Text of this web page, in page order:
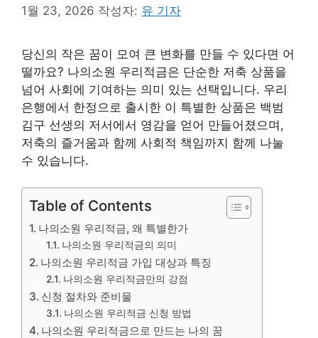
1월 23, 2026 작성자: 유 기자
당신의 작은 꿈이 모여 큰 변화를 만들 수 있다면 어
떨까요? 나의소원 우리적금은 단순한 저축 상품을
넘어 사회에 기여하는 의미 있는 선택입니다. 우리
은행에서 한정으로 출시한 이 특별한 상품은 백범
김구 선생의 저서에서 영감을 얻어 만들어졌으며,
저축의 즐거움과 함께 사회적 책임까지 함께 나눌
수 있습니다.
Table of Contents
나의소원 우리적금, 왜 특별한가
나의소원 우리적금의 의미
나의소원 우리적금 가입 대상과 특징
나의소원 우리적금만의 강점
신청 절차와 준비물
나의소원 우리적금 신청 방법
나의소원 우리적금으로 만드는 나의 꿈